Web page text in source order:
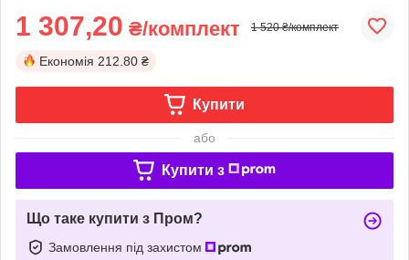
1 307,20 ₴/комплект 1 520 ₴/комплект
Економія 212.80 ₴
Купити
або
Купити з
Що таке купити з Пром?
Замовлення під захистом